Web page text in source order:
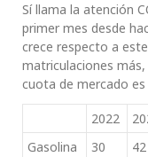
Sí llama la atención
primer mes desde
crece respecto a
matriculaciones
cuota de mercado es
2022
Gasolina
30 42